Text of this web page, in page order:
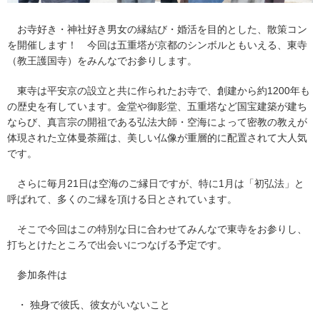
お寺好き・神社好き男女の縁結び・婚活を目的とした、散策コン
を開催します！ 今回は五重塔が京都のシンボルともいえる、東寺
（教王護国寺）をみんなでお参りします。
東寺は平安京の設立と共に作られたお寺で、創建から約1200年も
の歴史を有しています。金堂や御影堂、五重塔など国宝建築が建ち
ならび、真言宗の開祖である弘法大師・空海によって密教の教えが
体現された立体曼荼羅は、美しい仏像が重層的に配置されて大人気
です。
さらに毎月21日は空海のご縁日ですが、特に1月は「初弘法」と
呼ばれて、多くのご縁を頂ける日とされています。
そこで今回はこの特別な日に合わせてみんなで東寺をお参りし、
打ちとけたところで出会いにつなげる予定です。
参加条件は
・ 独身で彼氏、彼女がいないこと